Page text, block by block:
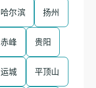
哈尔滨 扬州
赤峰 贵阳
运城 平顶山